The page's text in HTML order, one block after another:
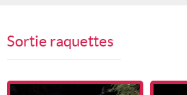
Suggestions
Bon cadeau
Sortie raquettes